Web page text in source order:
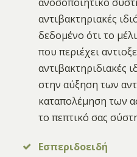
αντιβακτηριακές
δεδομένο ότι το
που περιέχει
αντιβακτηριδιακές
στην αύξηση των
καταπολέμηση των
το πεπτικό σας
Εσπεριδοειδή